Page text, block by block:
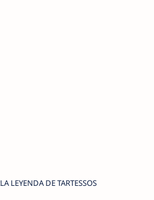
LA LEYENDA DE TARTESSOS